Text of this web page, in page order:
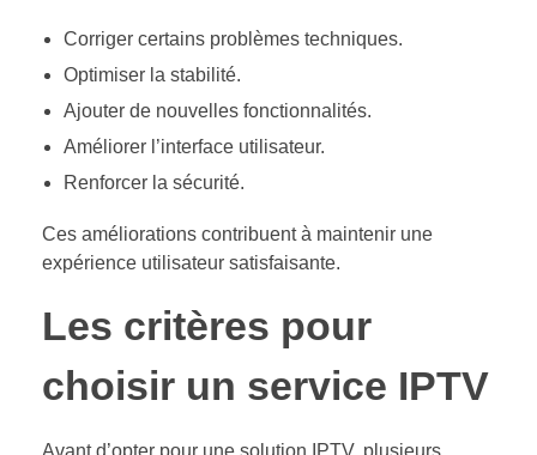
Corriger certains problèmes techniques.
Optimiser la stabilité.
Ajouter de nouvelles fonctionnalités.
Améliorer l’interface utilisateur.
Renforcer la sécurité.
Ces améliorations contribuent à maintenir une
expérience utilisateur satisfaisante.
Les critères pour
choisir un service IPTV
Avant d’opter pour une solution IPTV, plusieurs